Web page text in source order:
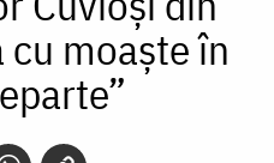
cu moaște în